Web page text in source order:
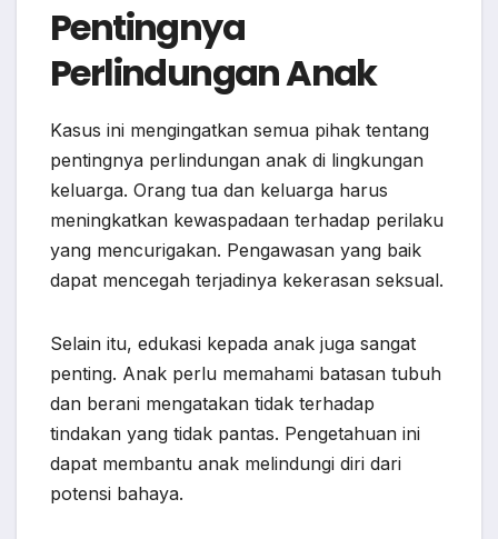
Pentingnya
Perlindungan Anak
Kasus ini mengingatkan semua pihak tentang
pentingnya perlindungan anak di lingkungan
keluarga. Orang tua dan keluarga harus
meningkatkan kewaspadaan terhadap perilaku
yang mencurigakan. Pengawasan yang baik
dapat mencegah terjadinya kekerasan seksual.
Selain itu, edukasi kepada anak juga sangat
penting. Anak perlu memahami batasan tubuh
dan berani mengatakan tidak terhadap
tindakan yang tidak pantas. Pengetahuan ini
dapat membantu anak melindungi diri dari
potensi bahaya.